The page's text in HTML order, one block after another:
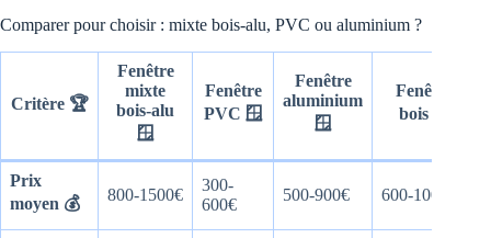
Comparer pour choisir : mixte bois-alu, PVC ou aluminium ?
Critère 🏆
Fenêtre
mixte
bois-alu
🪟
Fenêtre
PVC 🪟
Fenêtre
aluminium
🪟
Fenêtre
bois 🪟
Prix
moyen 💰
800-1500€
300-
600€
500-900€ 600-1000€